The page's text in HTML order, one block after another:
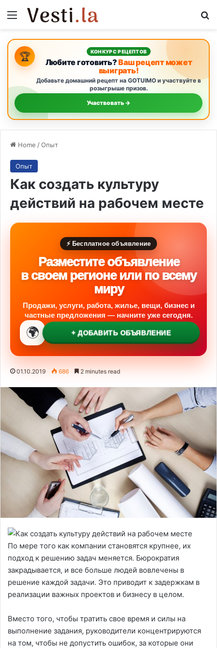
Menu
🏆 КОНКУРС РЕЦЕПТОВ
Любите готовить?Ваш рецепт может
выиграть!
Добавьте домашний рецепт на GOTUIMO и участвуйте в
розыгрыше призов.
Участвовать →
Home /Опыт
Опыт
Как создать культуру
действий на рабочем месте
⚡ Бесплатное объявление
Разместите объявление
в своем регионе или по всему
миру
Продажи, услуги, работа, жилье, вещи, бизнес и
частные предложения — начните уже сегодня.
🌍 + ДОБАВИТЬ ОБЪЯВЛЕНИЕ
01.10.2019 686 2 minutes read
По мере того как компании становятся крупнее, их
подход к решению задач меняется. Бюрократия
закрадывается, и все больше людей вовлечены в
решение каждой задачи. Это приводит к задержкам в
реализации важных проектов и бизнесу в целом.
Вместо того, чтобы тратить свое время и силы на
выполнение задания, руководители концентрируются
на том, чтобы не допустить ошибок, за которые они